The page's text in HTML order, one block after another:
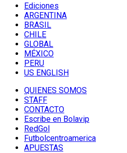
Ediciones
ARGENTINA
BRASIL
CHILE
GLOBAL
MÉXICO
PERU
US ENGLISH
QUIENES SOMOS
STAFF
CONTACTO
Escribe en Bolavip
RedGol
Futbolcentroamerica
APUESTAS